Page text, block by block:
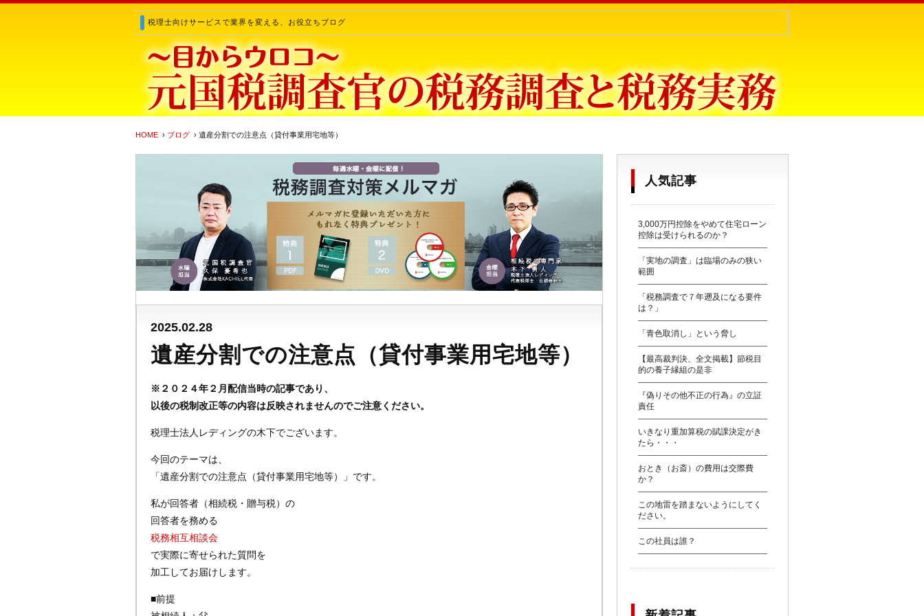
税理士向けサービスで業界を変える、お役立ちブログ
HOME › ブログ › 遺産分割での注意点（貸付事業用宅地等）
2025.02.28
遺産分割での注意点（貸付事業用宅地等）
※２０２４年２月配信当時の記事であり、
以後の税制改正等の内容は反映されませんのでご注意ください。
税理士法人レディングの木下でございます。
今回のテーマは、
「遺産分割での注意点（貸付事業用宅地等）」です。
私が回答者（相続税・贈与税）の
回答者を務める
税務相互相談会
で実際に寄せられた質問を
加工してお届けします。
■前提
人気記事
3,000万円控除をやめて住宅ローン
控除は受けられるのか？
「実地の調査」は臨場のみの狭い
範囲
「税務調査で７年遡及になる要件
は？」
「青色取消し」という脅し
【最高裁判決、全文掲載】節税目
的の養子縁組の是非
『偽りその他不正の行為』の立証
責任
いきなり重加算税の賦課決定がき
たら・・・
おとき（お斎）の費用は交際費
か？
この地雷を踏まないようにしてく
ださい。
この社員は誰？